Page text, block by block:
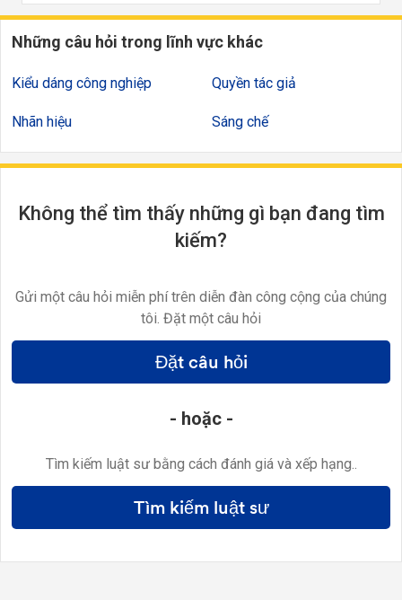
Những câu hỏi trong lĩnh vực khác
Kiểu dáng công nghiệp
Nhãn hiệu
Quyền tác giả
Sáng chế
Không thể tìm thấy những gì bạn đang tìm
kiếm?
Gửi một câu hỏi miễn phí trên diễn đàn công cộng của chúng
tôi. Đặt một câu hỏi
Đặt câu hỏi
- hoặc -
Tìm kiếm luật sư bằng cách đánh giá và xếp hạng..
Tìm kiếm luật sư